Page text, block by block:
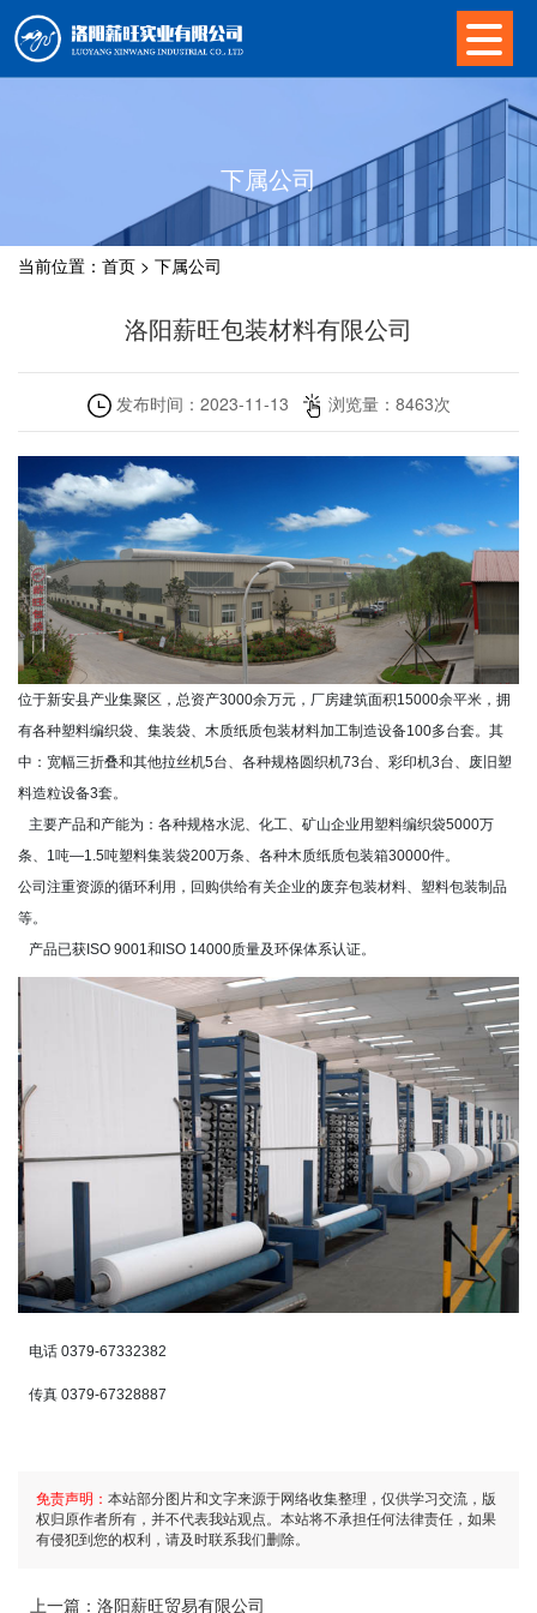
下属公司
当前位置： 首页 > 下属公司
洛阳薪旺包装材料有限公司
发布时间： 2023-11-13 浏览量： 8463次
位于新安县产业集聚区，总资产3000余万元，厂房建筑面积15000余平米，拥
有各种塑料编织袋、集装袋、木质纸质包装材料加工制造设备100多台套。其
中：宽幅三折叠和其他拉丝机5台、各种规格圆织机73台、彩印机3台、废旧塑
料造粒设备3套。
主要产品和产能为：各种规格水泥、化工、矿山企业用塑料编织袋5000万
条、1吨—1.5吨塑料集装袋200万条、各种木质纸质包装箱30000件。
公司注重资源的循环利用，回购供给有关企业的废弃包装材料、塑料包装制品
等。
产品已获ISO 9001和ISO 14000质量及环保体系认证。
电话 0379-67332382
传真 0379-67328887
免责声明： 本站部分图片和文字来源于网络收集整理，仅供学习交流，版
权归原作者所有，并不代表我站观点。本站将不承担任何法律责任，如果
有侵犯到您的权利，请及时联系我们删除。
上一篇： 洛阳薪旺贸易有限公司